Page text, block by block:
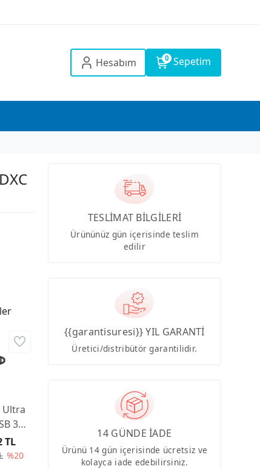
Hesabım 0 Sepetim
Ultra
3.2
%20
TL
TESLİMAT BİLGİLERİ
Ürününüz gün içerisinde teslim
edilir
{{garantisuresi}} YIL GARANTİ
Üretici/distribütör garantilidir.
14 GÜNDE İADE
Ürünü 14 gün içerisinde ücretsiz ve
kolayca iade edebilirsiniz.